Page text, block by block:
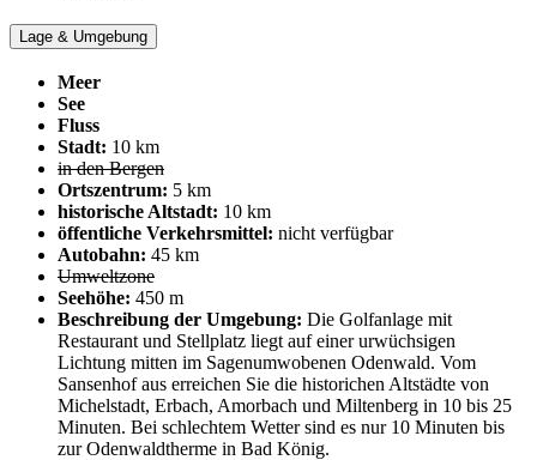
Lage & Umgebung
Meer
See
Fluss
Stadt: 10 km
in den Bergen
Ortszentrum: 5 km
historische Altstadt: 10 km
öffentliche Verkehrsmittel: nicht verfügbar
Autobahn: 45 km
Umweltzone
Seehöhe: 450 m
Beschreibung der Umgebung: Die Golfanlage mit
Restaurant und Stellplatz liegt auf einer urwüchsigen
Lichtung mitten im Sagenumwobenen Odenwald. Vom
Sansenhof aus erreichen Sie die historichen Altstädte von
Michelstadt, Erbach, Amorbach und Miltenberg in 10 bis 25
Minuten. Bei schlechtem Wetter sind es nur 10 Minuten bis
zur Odenwaldtherme in Bad König.